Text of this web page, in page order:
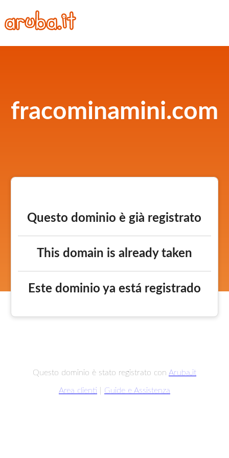
fracominamini.com
Questo dominio è già registrato
This domain is already taken
Este dominio ya está registrado
Questo dominio è stato registrato con Aruba.it
Area clienti Guide e Assistenza